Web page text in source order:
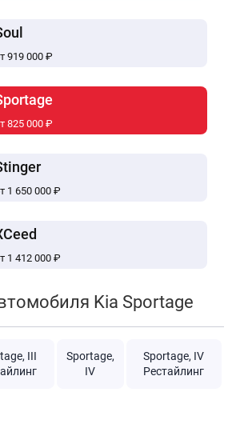
919 000 ₽
825 000 ₽
1 650 000 ₽
1 412 000 ₽
Kia Sportage
III
Sportage,
IV
Sportage, IV
Рестайлинг